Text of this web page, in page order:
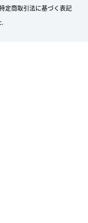
定商取引法に基づく表記